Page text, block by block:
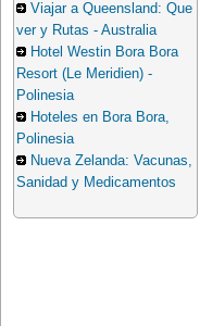
Viajar a Queensland: Que
ver y Rutas - Australia
Hotel Westin Bora Bora
Resort (Le Meridien) -
Polinesia
Hoteles en Bora Bora,
Polinesia
Nueva Zelanda: Vacunas,
Sanidad y Medicamentos